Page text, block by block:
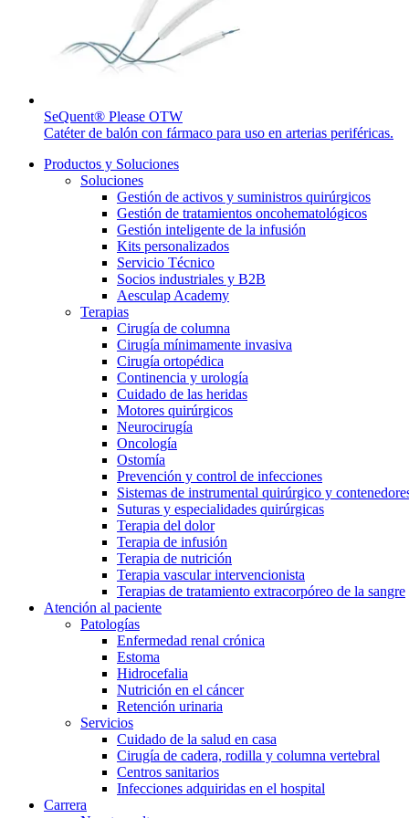
Catálogo de productos
Encuentra el producto que estás buscando. Visita el catálogo
Cuidado de la salud en casa
Cuidar de la salud en casa te ofrece la posibilidad de
Encuentra tu trabajo
Descubre tus oportunidades profesionales en B. Braun.
Contacto
En diálogo con B. Braun. Ponte en contacto con nosotros.
SeQuent® Please OTW
Catéter de balón con fármaco para uso en arterias periféricas.
Productos y Soluciones
Soluciones
Gestión de activos y suministros quirúrgicos
Gestión de tratamientos oncohematológicos
Gestión inteligente de la infusión
Kits personalizados
Servicio Técnico
Socios industriales y B2B
Aesculap Academy
Terapias
Cirugía de columna
Cirugía mínimamente invasiva
Cirugía ortopédica
Continencia y urología
Cuidado de las heridas
Motores quirúrgicos
Neurocirugía
Oncología
Ostomía
Prevención y control de infecciones
Sistemas de instrumental quirúrgico y
Suturas y especialidades quirúrgicas
Terapia del dolor
Terapia de infusión
Terapia de nutrición
Terapia vascular intervencionista
Terapias de tratamiento extracorpóreo de la sangre
Atención al paciente
Patologías
Enfermedad renal crónica
Estoma
Hidrocefalia
Nutrición en el cáncer
Retención urinaria
Servicios
Cuidado de la salud en casa
Cirugía de cadera, rodilla y columna vertebral
Centros sanitarios
Infecciones adquiridas en el hospital
Carrera